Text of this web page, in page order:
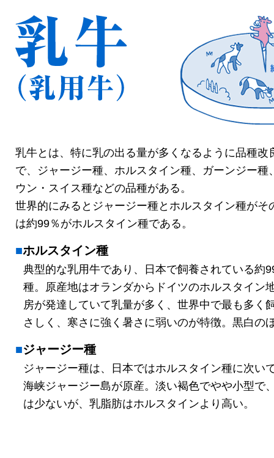
乳牛とは、特に乳の出る量が多くなるように品種改
で、ジャージー種、ホルスタイン種、ガーンジー種
ウン・スイス種などの品種がある。
世界的にみるとジャージー種とホルスタイン種がそ
は約99％がホルスタイン種である。
ホルスタイン種
典型的な乳用牛であり、日本で飼養されている約
種。原産地はオランダからドイツのホルスタイン
房が発達していて乳量が多く、世界中で最も多く
さしく、寒さに強く暑さに弱いのが特徴。黒白の
ジャージー種
ジャージー種は、日本ではホルスタイン種に次い
海峡ジャージー島が原産。淡い褐色でやや小型で
は少ないが、乳脂肪はホルスタインより高い。